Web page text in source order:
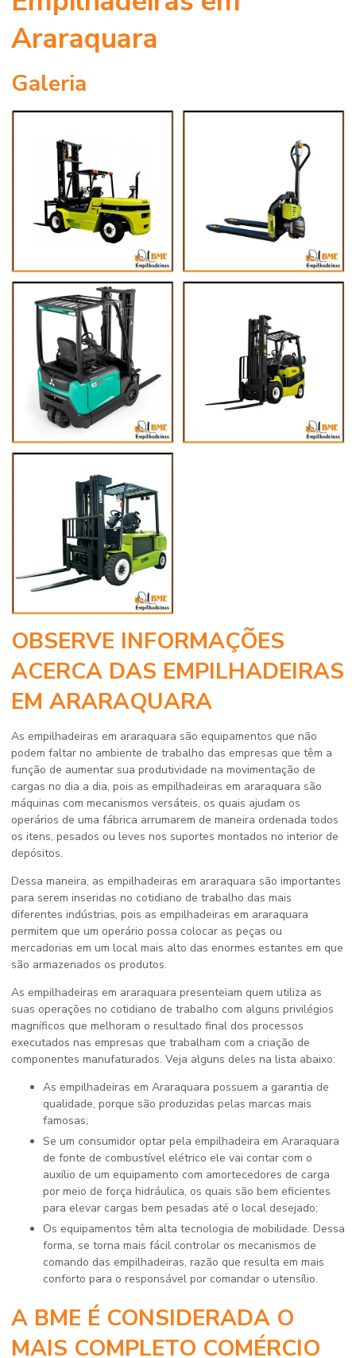
Araraquara
Galeria
OBSERVE INFORMAÇÕES
ACERCA DAS EMPILHADEIRAS
EM ARARAQUARA
As empilhadeiras em araraquara são equipamentos que não
podem faltar no ambiente de trabalho das empresas que têm a
função de aumentar sua produtividade na movimentação de
cargas no dia a dia, pois as empilhadeiras em araraquara são
máquinas com mecanismos versáteis, os quais ajudam os
operários de uma fábrica arrumarem de maneira ordenada todos
os itens, pesados ou leves nos suportes montados no interior de
depósitos.
Dessa maneira, as empilhadeiras em araraquara são importantes
para serem inseridas no cotidiano de trabalho das mais
diferentes indústrias, pois as empilhadeiras em araraquara
permitem que um operário possa colocar as peças ou
mercadorias em um local mais alto das enormes estantes em que
são armazenados os produtos.
As empilhadeiras em araraquara presenteiam quem utiliza as
suas operações no cotidiano de trabalho com alguns privilégios
magníficos que melhoram o resultado final dos processos
executados nas empresas que trabalham com a criação de
componentes manufaturados. Veja alguns deles na lista abaixo:
As empilhadeiras em Araraquara possuem a garantia de
qualidade, porque são produzidas pelas marcas mais
famosas;
Se um consumidor optar pela empilhadeira em Araraquara
de fonte de combustível elétrico ele vai contar com o
auxílio de um equipamento com amortecedores de carga
por meio de força hidráulica, os quais são bem eficientes
para elevar cargas bem pesadas até o local desejado;
Os equipamentos têm alta tecnologia de mobilidade. Dessa
forma, se torna mais fácil controlar os mecanismos de
comando das empilhadeiras, razão que resulta em mais
conforto para o responsável por comandar o utensílio.
A BME É CONSIDERADA O
MAIS COMPLETO COMÉRCIO